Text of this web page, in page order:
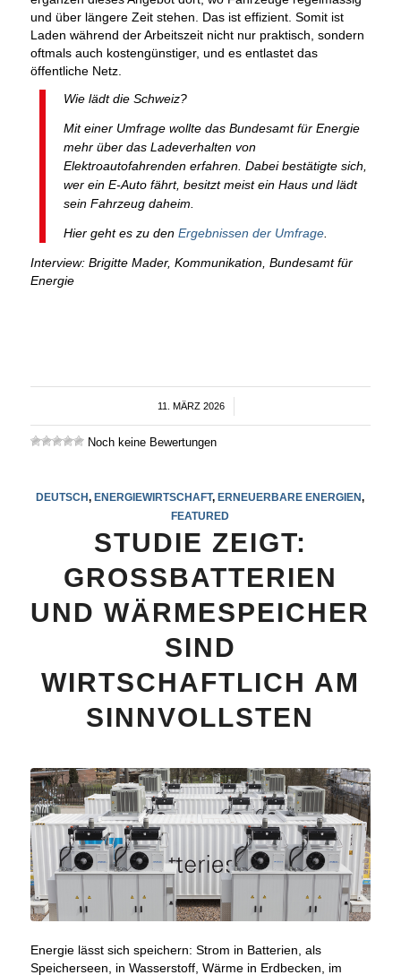
und über längere Zeit stehen. Das ist effizient. Somit ist
Laden während der Arbeitszeit nicht nur praktisch, sondern
oftmals auch kostengünstiger, und es entlastet das
öffentliche Netz.
Wie lädt die Schweiz?
Mit einer Umfrage wollte das Bundesamt für Energie
mehr über das Ladeverhalten von
Elektroautofahrenden erfahren. Dabei bestätigte sich,
wer ein E-Auto fährt, besitzt meist ein Haus und lädt
sein Fahrzeug daheim.
Hier geht es zu den Ergebnissen der Umfrage.
Interview: Brigitte Mader, Kommunikation, Bundesamt für
Energie
11. MÄRZ 2026
/
Noch keine Bewertungen
DEUTSCH,ENERGIEWIRTSCHAFT,ERNEUERBARE ENERGIEN,
FEATURED
STUDIE ZEIGT:
GROSSBATTERIEN
UND WÄRMESPEICHER
SIND
WIRTSCHAFTLICH AM
SINNVOLLSTEN
Energie lässt sich speichern: Strom in Batterien, als
Speicherseen, in Wasserstoff, Wärme in Erdbecken, im